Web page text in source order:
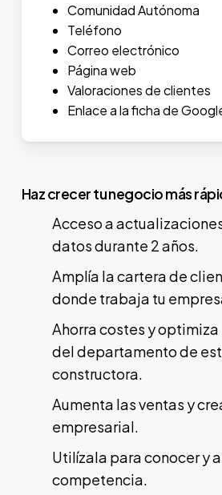
Comunidad Autónoma
Teléfono
Correo electrónico
Página web
Valoraciones de clientes
Enlace a la ficha de
Haz crecer tu negocio más
Acceso a
datos durante 2 años.
Amplía la cartera de
donde trabaja tu
Ahorra costes y
del departamento de
constructora.
Aumenta las ventas y
empresarial.
Utilízala para conocer y
competencia.